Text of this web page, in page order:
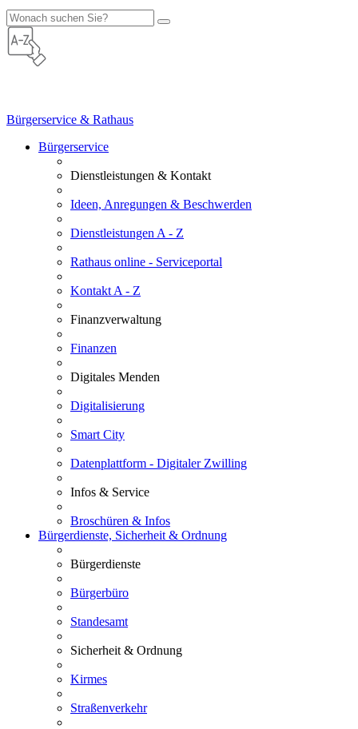
Bürgerservice & Rathaus
Bürgerservice
Dienstleistungen & Kontakt
Ideen, Anregungen & Beschwerden
Dienstleistungen A - Z
Rathaus online - Serviceportal
Kontakt A - Z
Finanzverwaltung
Finanzen
Digitales Menden
Digitalisierung
Smart City
Datenplattform - Digitaler Zwilling
Infos & Service
Broschüren & Infos
Bürgerdienste, Sicherheit & Ordnung
Bürgerdienste
Bürgerbüro
Standesamt
Sicherheit & Ordnung
Kirmes
Straßenverkehr